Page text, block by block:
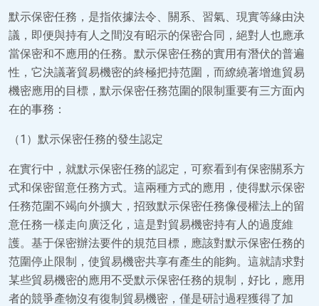
默示保密任務，是指依據法令、關系、習氣、現實等緣由決
議，即便與持有人之間沒有昭示的保密合同，絕對人也應承
當保密和不應用的任務。默示保密任務的實用有潛伏的普遍
性，它決議著貿易機密的終極把持范圍，而繚繞著增進貿易
機密應用的目標，默示保密任務范圍的限制重要有三方面內
在的事務：
（1）默示保密任務的發生認定
在實行中，就默示保密任務的認定，可察看到有保密關系方
式和保密留意任務方式。這兩種方式的應用，使得默示保密
任務范圍不竭向外擴大，招致默示保密任務像侵權法上的留
意任務一樣走向廣泛化，這是對貿易機密持有人的過度維
護。基于保密辦法要件的規范目標，應該對默示保密任務的
范圍停止限制，使貿易機密共享有產生的能夠。這就請求對
某些貿易機密的應用不受默示保密任務的規制，好比，應用
者的競爭產物沒有復制貿易機密，僅是研討過程獲得了加